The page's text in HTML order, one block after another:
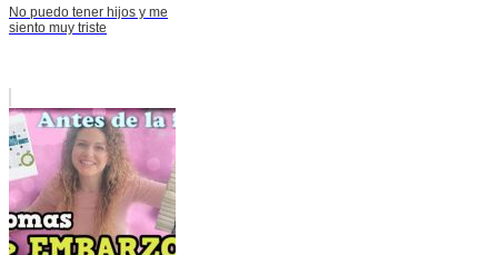
No puedo tener hijos y me
siento muy triste